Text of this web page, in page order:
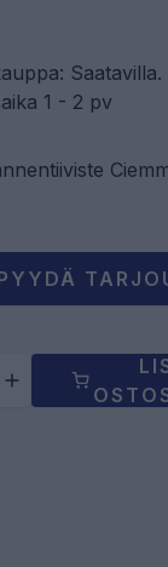
Saatavilla.
1 - 2 pv